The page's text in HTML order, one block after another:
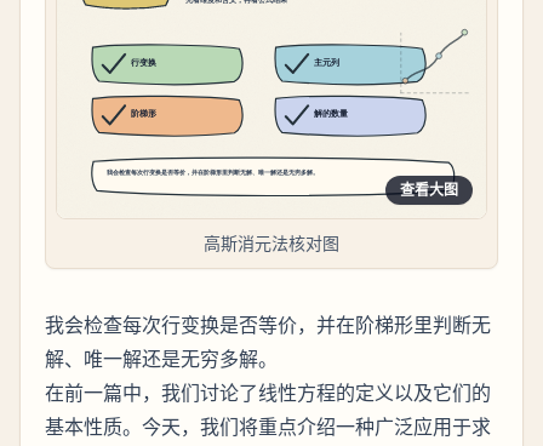
查看大图
高斯消元法核对图
我会检查每次行变换是否等价，并在阶梯形里判断无
解、唯一解还是无穷多解。
在前一篇中，我们讨论了线性方程的定义以及它们的
基本性质。今天，我们将重点介绍一种广泛应用于求